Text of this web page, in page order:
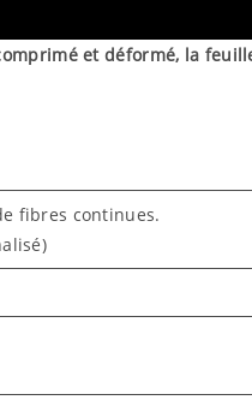
et déformé, la
fibres continues.